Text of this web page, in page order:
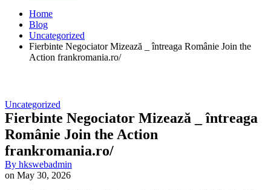
Home
Blog
Uncategorized
Fierbinte Negociator Mizează _ întreaga Românie Join the
Action frankromania.ro/
Uncategorized
Fierbinte Negociator Mizează _ întreaga
Românie Join the Action
frankromania.ro/
By hkswebadmin
on May 30, 2026